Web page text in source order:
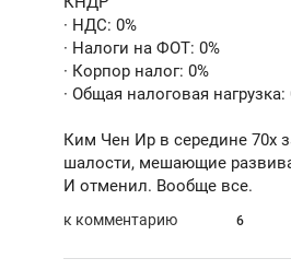
· НДС: 0%
· Налоги на ФОТ: 0%
· Корпор налог: 0%
· Общая налоговая нагрузка:
Ким Чен Ир в середине 70х
шалости, мешающие
И отменил. Вообще все.
к комментарию 6